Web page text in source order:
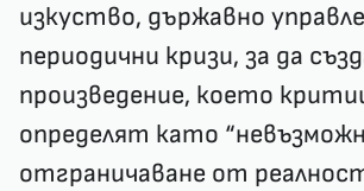
изкуство, държавно
периодични кризи, за да
произведение, което
определят като
отграничаване от